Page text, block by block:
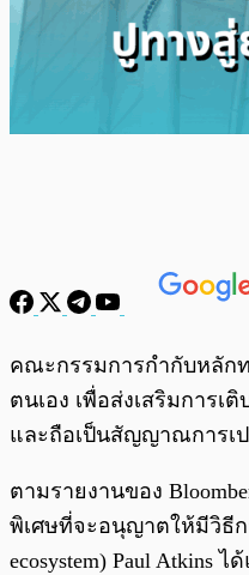
คณะกรรมการกำกับหลักท
ตนเอง เพื่อส่งเสริมการเ
และถือเป็นสัญญาณการเ
ตามรายงานของ
พิเศษที่จะอนุญาตให้มีวิธีก
ecosystem) Paul